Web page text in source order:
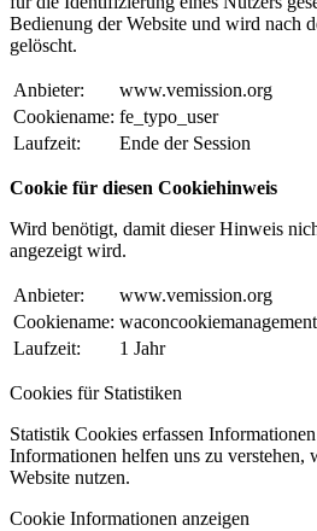
Bedienung der Website und wird nach
gelöscht.
Anbieter:
www.vemission.org
Cookiename: fe_typo_user
Laufzeit:
Ende der Session
Cookie für diesen Cookiehinweis
Wird benötigt, damit dieser Hinweis
angezeigt wird.
Anbieter:
www.vemission.org
Cookiename: waconcookiemanagement
Laufzeit:
1 Jahr
Cookies für Statistiken
Statistik Cookies erfassen
Informationen helfen uns zu verstehen,
Website nutzen.
Cookie Informationen anzeigen